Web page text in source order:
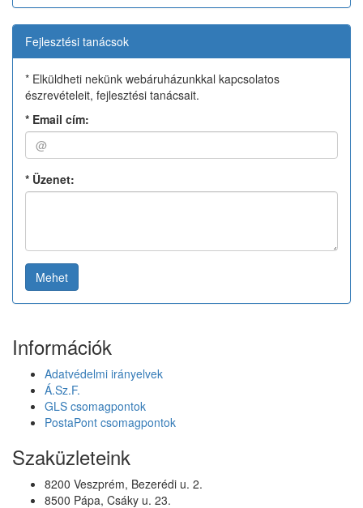
Fejlesztési tanácsok
* Elküldheti nekünk webáruházunkkal kapcsolatos
észrevételeit, fejlesztési tanácsait.
* Email cím:
* Üzenet:
Mehet
Információk
Adatvédelmi irányelvek
Á.Sz.F.
GLS csomagpontok
PostaPont csomagpontok
Szaküzleteink
8200 Veszprém, Bezerédi u. 2.
8500 Pápa, Csáky u. 23.